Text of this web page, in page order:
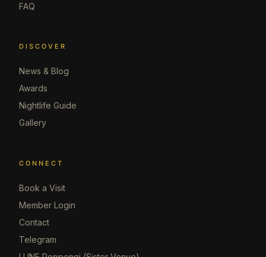
FAQ
DISCOVER
News & Blog
Awards
Nightlife Guide
Gallery
CONNECT
Book a Visit
Member Login
Contact
Telegram